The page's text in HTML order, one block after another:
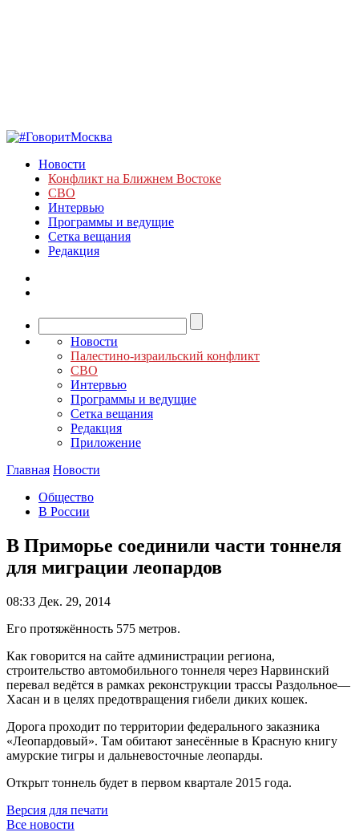
Новости
Конфликт на Ближнем Востоке
СВО
Интервью
Программы и ведущие
Сетка вещания
Редакция
Новости
Палестино-израильский конфликт
СВО
Интервью
Программы и ведущие
Сетка вещания
Редакция
Приложение
Главная Новости
Общество
В России
В Приморье соединили части тоннеля
для миграции леопардов
08:33 Дек. 29, 2014
Его протяжённость 575 метров.
Как говорится на сайте администрации региона,
строительство автомобильного тоннеля через Нарвинский
перевал ведётся в рамках реконструкции трассы Раздольное—
Хасан и в целях предотвращения гибели диких кошек.
Дорога проходит по территории федерального заказника
«Леопардовый». Там обитают занесённые в Красную книгу
амурские тигры и дальневосточные леопарды.
Открыт тоннель будет в первом квартале 2015 года.
Версия для печати
Все новости